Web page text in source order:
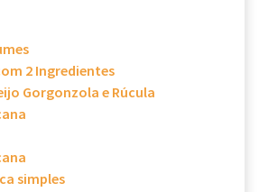
2 Ingredientes
Gorgonzola e Rúcula
simples